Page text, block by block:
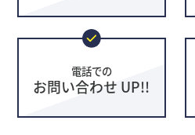
電話での
お問い合わせ UP!!